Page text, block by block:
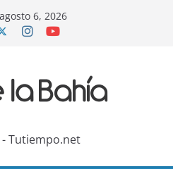
6, 2026
Tutiempo.net